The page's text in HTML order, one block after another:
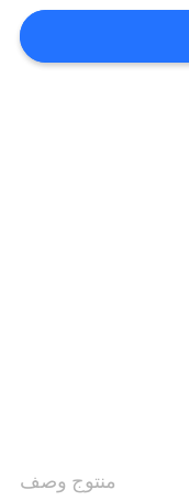
منتوج وصف